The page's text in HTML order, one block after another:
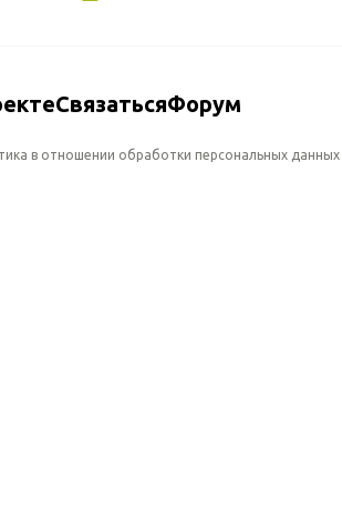
СвязатьсяФорум
в отношении обработки персональных данных